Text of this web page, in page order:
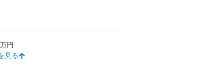
万円
見る